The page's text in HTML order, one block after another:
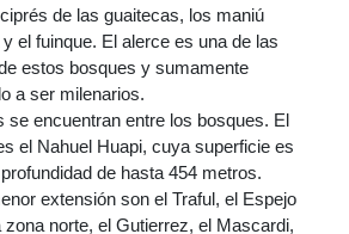
de las guaitecas, los maniú
el fuinque. El alerce es una de las
estos bosques y sumamente
a ser milenarios.
se encuentran entre los bosques. El
el Nahuel Huapi, cuya superficie es
de hasta 454 metros.
extensión son el Traful, el Espejo
zona norte, el Gutierrez, el Mascardi,